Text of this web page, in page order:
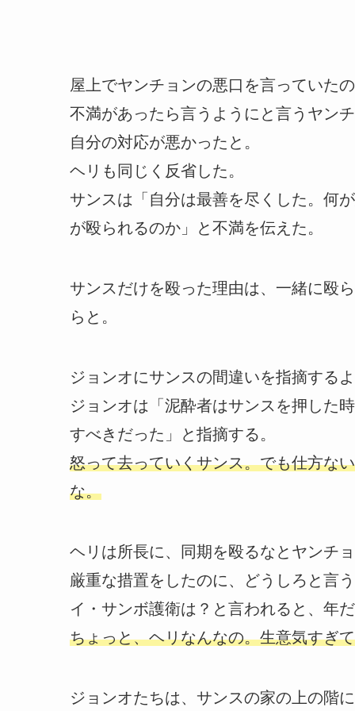
屋上でヤンチョンの悪口を言っていた
不満があったら言うようにと言うヤン
自分の対応が悪かったと。
ヘリも同じく反省した。
サンスは「自分は最善を尽くした。何
が殴られるのか」と不満を伝えた。
サンスだけを殴った理由は、一緒に殴
らと。
ジョンオにサンスの間違いを指摘する
ジョンオは「泥酔者はサンスを押した
すべきだった」と指摘する。
怒って去っていくサンス。でも仕方な
な。
ヘリは所長に、同期を殴るなとヤンチ
厳重な措置をしたのに、どうしろと言
イ・サンボ護衛は？と言われると、年
ちょっと、ヘリなんなの。生意気すぎ
ジョンオたちは、サンスの家の上の階